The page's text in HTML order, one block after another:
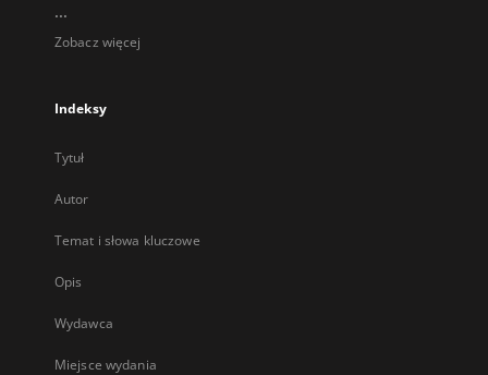
...
Zobacz więcej
Indeksy
Tytuł
Autor
Temat i słowa kluczowe
Opis
Wydawca
Miejsce wydania